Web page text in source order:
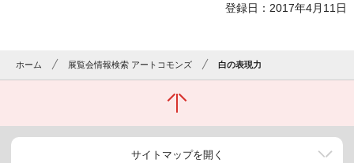
登録日：2017年4月11日
ホーム 展覧会情報検索 アートコモンズ 白の表現力
サイトマップを開く